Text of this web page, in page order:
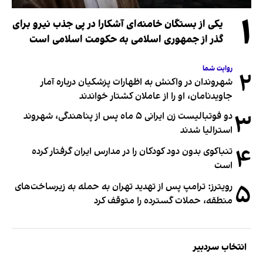
۱
یکی از بستگان خامنه‌ای آشکارا در پی جذب نیرو برای
گذر از جمهوری اسلامی به حکومت اسلامی است
۲ روایت شما
شهروندان در واکنش به اظهارات پزشکیان درباره آمار
جاویدنامان، او را از عاملان کشتار خواندند
۳
دو فوتبالیست زن ایرانی ۵ ماه پس از پناهندگی، شهروند
استرالیا شدند
۴ تنباکوی بدون دود کودکان را در مدارس ایران گرفتار کرده
است
۵ رویترز: ترامپ پس از تهدید تهران به حمله به زیرساخت‌های
منطقه، حملات گسترده را متوقف کرد
انتخاب سردبیر